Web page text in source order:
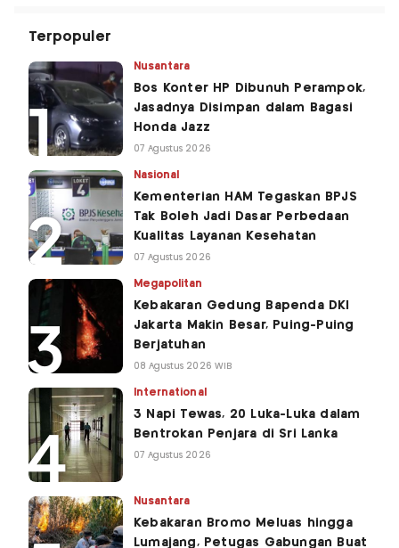
Terpopuler
Nusantara
Bos Konter HP Dibunuh Perampok,
Jasadnya Disimpan dalam Bagasi
Honda Jazz
07 Agustus 2026
Nasional
Kementerian HAM Tegaskan BPJS
Tak Boleh Jadi Dasar Perbedaan
Kualitas Layanan Kesehatan
07 Agustus 2026
Megapolitan
Kebakaran Gedung Bapenda DKI
Jakarta Makin Besar, Puing-Puing
Berjatuhan
08 Agustus 2026 WIB
International
3 Napi Tewas, 20 Luka-Luka dalam
Bentrokan Penjara di Sri Lanka
07 Agustus 2026
Nusantara
Kebakaran Bromo Meluas hingga
Lumajang, Petugas Gabungan Buat